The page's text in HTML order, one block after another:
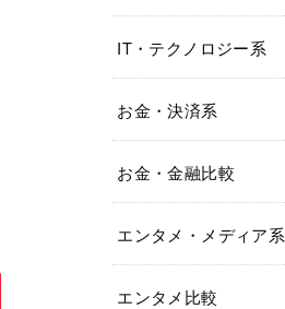
IT・テクノロジー系
お金・決済系
お金・金融比較
エンタメ・メディア系
エンタメ比較